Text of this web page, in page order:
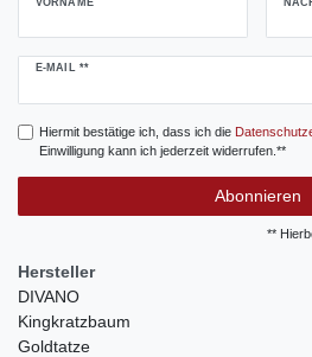
E-MAIL **
Newsletter
Hiermit bestätige ich, dass ich die
Einwilligung kann ich jederzeit widerrufen.**
Abonnieren
**
Hersteller
DIVANO
Kingkratzbaum
Goldtatze